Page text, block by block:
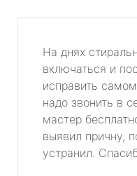
На днях
включаться и
исправить
надо звонить в
мастер
выявил причну,
устранил.